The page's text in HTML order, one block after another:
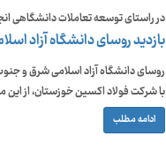
در راستای توسعه تعاملات دانشگاهی
بازدید روسای دانشگاه آزاد
روسای دانشگاه آزاد اسلامی شرق و
با شرکت فولاد اکسین خوزستان، از این
ادامه مطلب